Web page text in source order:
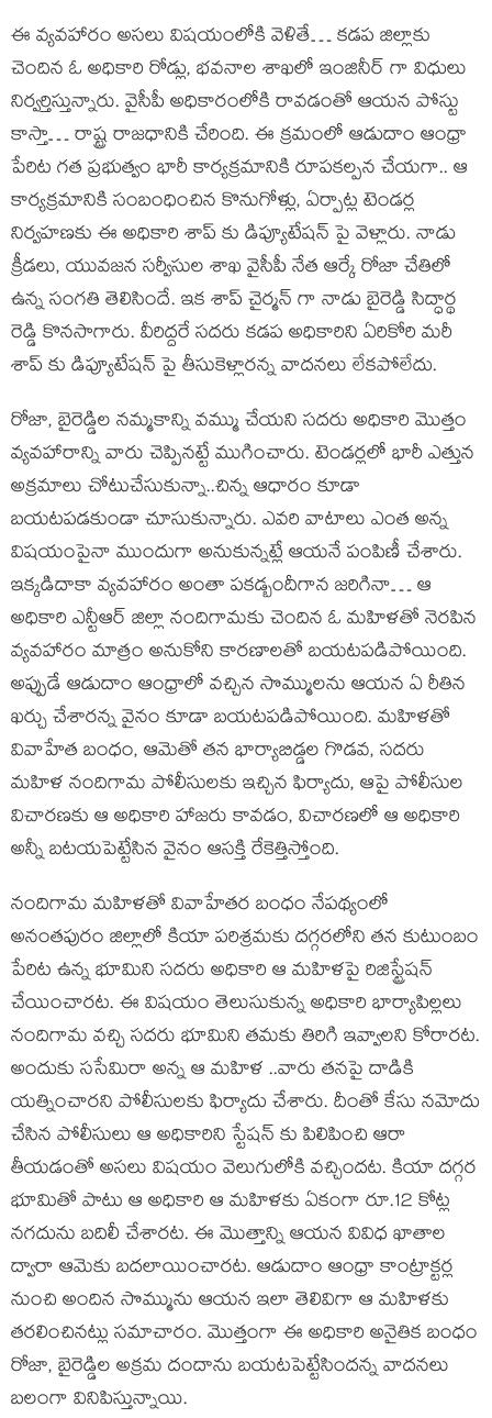
ఈ వ్యవహారం అసలు విషయంలోకి వెళితే… కడప జిల్లాకు
చెందిన ఓ అధికారి రోడ్లు, భవనాల శాఖలో ఇంజినీర్ గా విధులు
నిర్వర్తిస్తున్నారు. వైసీపీ అధికారంలోకి రావడంతో ఆయన పోస్టు
కాస్తా… రాష్ట్ర రాజధానికి చేరింది. ఈ క్రమంలో ఆడుదాం ఆంధ్రా
పేరిట గత ప్రభుత్వం భారీ కార్యక్రమానికి రూపకల్పన చేయగా.. ఆ
కార్యక్రమానికి సంబంధించిన కొనుగోళ్లు, ఏర్పాట్ల టెండర్ల
నిర్వహణకు ఈ అధికారి శాప్ కు డిప్యూటేషన్ పై వెళ్లారు. నాడు
క్రీడలు, యువజన సర్వీసుల శాఖ వైసీపీ నేత ఆర్కే రోజా చేతిలో
ఉన్న సంగతి తెలిసిందే. ఇక శాప్ చైర్మన్ గా నాడు బైరెడ్డి సిద్ధార్థ
రెడ్డి కొనసాగారు. వీరిద్దరే సదరు కడప అధికారిని ఏరికోరి మరీ
శాప్ కు డిప్యూటేషన్ పై తీసుకెళ్లారన్న వాదనలు లేకపోలేదు.
రోజా, బైరెడ్డిల నమ్మకాన్ని వమ్ము చేయని సదరు అధికారి మొత్తం
వ్యవహారాన్ని వారు చెప్పినట్టే ముగించారు. టెండర్లలో భారీ ఎత్తున
అక్రమాలు చోటుచేసుకున్నా..చిన్న ఆధారం కూడా
బయటపడకుండా చూసుకున్నారు. ఎవరి వాటాలు ఎంత అన్న
విషయంపైనా ముందుగా అనుకున్నట్లే ఆయనే పంపిణీ చేశారు.
ఇక్కడిదాకా వ్యవహారం అంతా పకడ్బందీగాన జరిగినా… ఆ
అధికారి ఎన్టీఆర్ జిల్లా నందిగామకు చెందిన ఓ మహిళతో నెరపిన
వ్యవహారం మాత్రం అనుకోని కారణాలతో బయటపడిపోయింది.
అప్పుడే ఆడుదాం ఆంధ్రాలో వచ్చిన సొమ్ములను ఆయన ఏ రీతిన
ఖర్చు చేశారన్న వైనం కూడా బయటపడిపోయింది. మహిళతో
వివాహేత బంధం, ఆమెతో తన భార్యాబిడ్డల గొడవ, సదరు
మహిళ నందిగామ పోలీసులకు ఇచ్చిన ఫిర్యాదు, ఆపై పోలీసుల
విచారణకు ఆ అధికారి హాజరు కావడం, విచారణలో ఆ అధికారి
అన్నీ బటయపెట్టేసిన వైనం ఆసక్తి రేకెత్తిస్తోంది.
నందిగామ మహిళతో వివాహేతర బంధం నేపథ్యంలో
అనంతపురం జిల్లాలో కియా పరిశ్రమకు దగ్గరలోని తన కుటుంబం
పేరిట ఉన్న భూమిని సదరు అధికారి ఆ మహిళపై రిజిస్ట్రేషన్
చేయించారట. ఈ విషయం తెలుసుకున్న అధికారి భార్యాపిల్లలు
నందిగామ వచ్చి సదరు భూమిని తమకు తిరిగి ఇవ్వాలని కోరారట.
అందుకు ససేమిరా అన్న ఆ మహిళ ..వారు తనపై దాడికి
యత్నించారని పోలీసులకు ఫిర్యాదు చేశారు. దీంతో కేసు నమోదు
చేసిన పోలీసులు ఆ అధికారిని స్టేషన్ కు పిలిపించి ఆరా
తీయడంతో అసలు విషయం వెలుగులోకి వచ్చిందట. కియా దగ్గర
భూమితో పాటు ఆ అధికారి ఆ మహిళకు ఏకంగా రూ.12 కోట్ల
నగదును బదిలీ చేశారట. ఈ మొత్తాన్ని ఆయన వివిధ ఖాతాల
ద్వారా ఆమెకు బదలాయించారట. ఆడుదాం ఆంధ్రా కాంట్రాక్టర్ల
నుంచి అందిన సొమ్మును ఆయన ఇలా తెలివిగా ఆ మహిళకు
తరలించినట్లు సమాచారం. మొత్తంగా ఈ అధికారి అనైతిక బంధం
రోజా, బైరెడ్డిల అక్రమ దందాను బయటపెట్టేసిందన్న వాదనలు
బలంగా వినిపిస్తున్నాయి.